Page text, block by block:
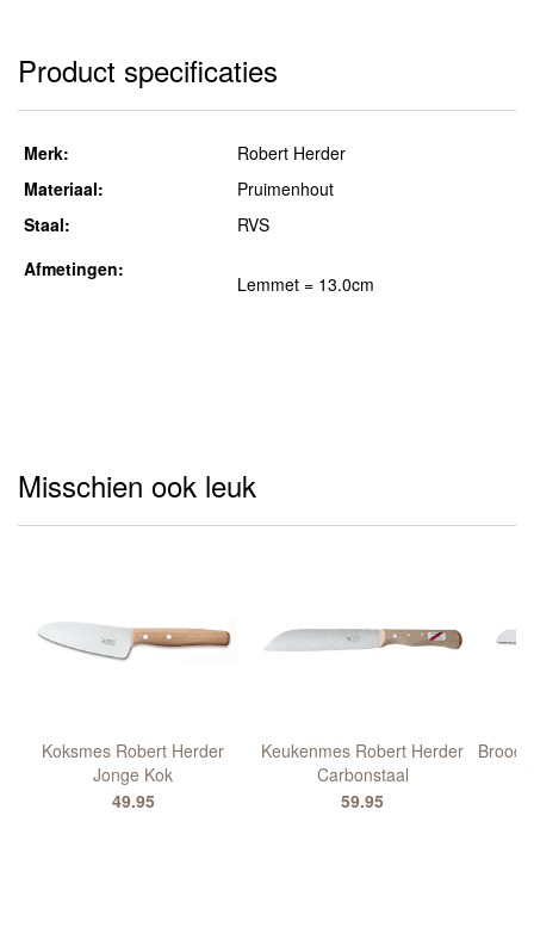
Product specificaties
Merk:
Robert Herder
Materiaal:
Pruimenhout
Staal:
RVS
Afmetingen:
Lemmet = 13.0cm
Misschien ook leuk
Koksmes Robert Herder
Jonge Kok
49.95
Keukenmes Robert Herder
Carbonstaal
59.95